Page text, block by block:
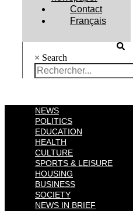
Contact
Français
× Search
NEWS
POLITICS
EDUCATION
HEALTH
CULTURE
SPORTS & LEISURE
HOUSING
BUSINESS
SOCIETY
NEWS IN BRIEF